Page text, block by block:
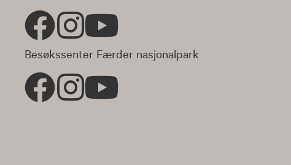
Besøkssenter Færder nasjonalpark